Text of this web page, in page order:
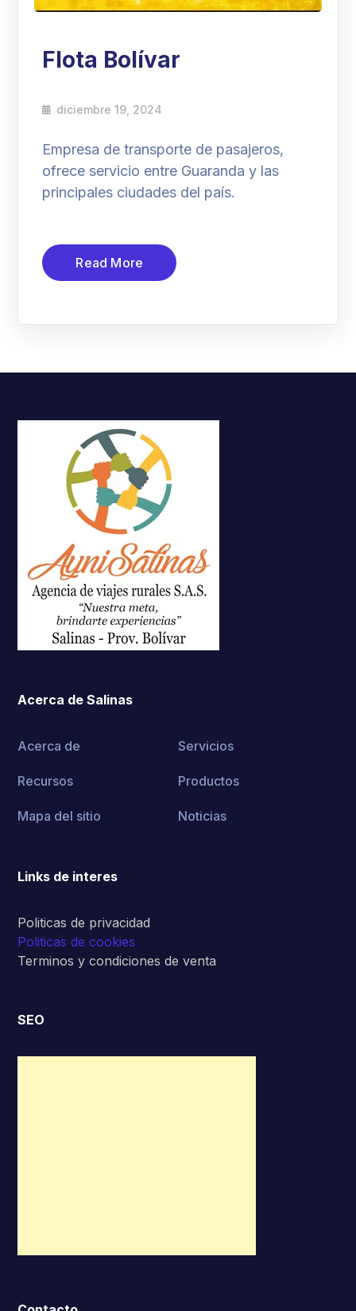
Flota Bolívar
diciembre 19, 2024
Empresa de transporte de pasajeros,
ofrece servicio entre Guaranda y las
principales ciudades del país.
Read More
Acerca de Salinas
Acerca de Servicios
Recursos Productos
Mapa del sitio Noticias
Links de interes
Politicas de privacidad
Politicas de cookies
Terminos y condiciones de venta
SEO